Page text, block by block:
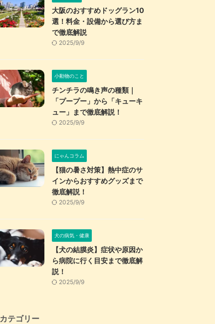
大阪のおすすめドッグラン10
選！料金・設備から選び方ま
で徹底解説
2025/9/9
小動物のこと
チンチラの鳴き声の種類｜
「プープー」から「キューキ
ュー」まで徹底解説！
2025/9/9
にゃんコラム
【猫の暑さ対策】熱中症のサ
インからおすすめグッズまで
徹底解説！
2025/9/9
犬の病気・健康
【犬の結膜炎】症状や原因か
ら病院に行く目安まで徹底解
説！
2025/9/9
カテゴリー